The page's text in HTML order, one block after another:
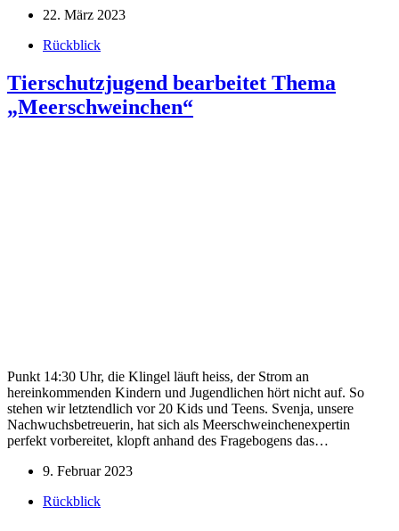
22. März 2023
Rückblick
Tierschutzjugend bearbeitet Thema
„Meerschweinchen“
Punkt 14:30 Uhr, die Klingel läuft heiss, der Strom an
hereinkommenden Kindern und Jugendlichen hört nicht auf. So
stehen wir letztendlich vor 20 Kids und Teens. Svenja, unsere
Nachwuchsbetreuerin, hat sich als Meerschweinchenexpertin
perfekt vorbereitet, klopft anhand des Fragebogens das…
9. Februar 2023
Rückblick